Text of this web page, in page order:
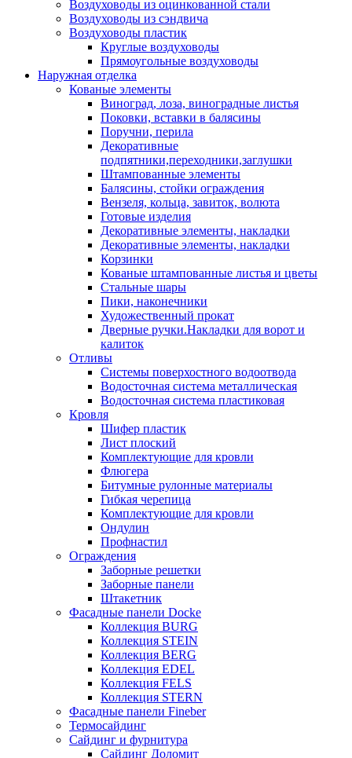
Воздуховоды из оцинкованной стали
Воздуховоды из сэндвича
Воздуховоды пластик
Круглые воздуховоды
Прямоугольные воздуховоды
Наружная отделка
Кованые элементы
Виноград, лоза, виноградные листья
Поковки, вставки в балясины
Поручни, перила
Декоративные
подпятники,переходники,заглушки
Штампованные элементы
Балясины, стойки ограждения
Вензеля, кольца, завиток, волюта
Готовые изделия
Декоративные элементы, накладки
Декоративные элементы, накладки
Корзинки
Кованые штампованные листья и цветы
Стальные шары
Пики, наконечники
Художественный прокат
Дверные ручки.Накладки для ворот и
калиток
Отливы
Системы поверхостного водоотвода
Водосточная система металлическая
Водосточная система пластиковая
Кровля
Шифер пластик
Лист плоский
Комплектующие для кровли
Флюгера
Битумные рулонные материалы
Гибкая черепица
Комплектующие для кровли
Ондулин
Профнастил
Ограждения
Заборные решетки
Заборные панели
Штакетник
Фасадные панели Docke
Коллекция BURG
Коллекция STEIN
Коллекция BERG
Коллекция EDEL
Коллекция FELS
Коллекция STERN
Фасадные панели Fineber
Термосайдинг
Сайдинг и фурнитура
Сайдинг Доломит